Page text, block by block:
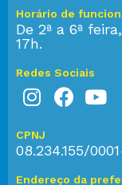
Horário de
De 2ª a 6ª
17h.
Redes Sociais
CPNJ
08.234.155/
Endereço da